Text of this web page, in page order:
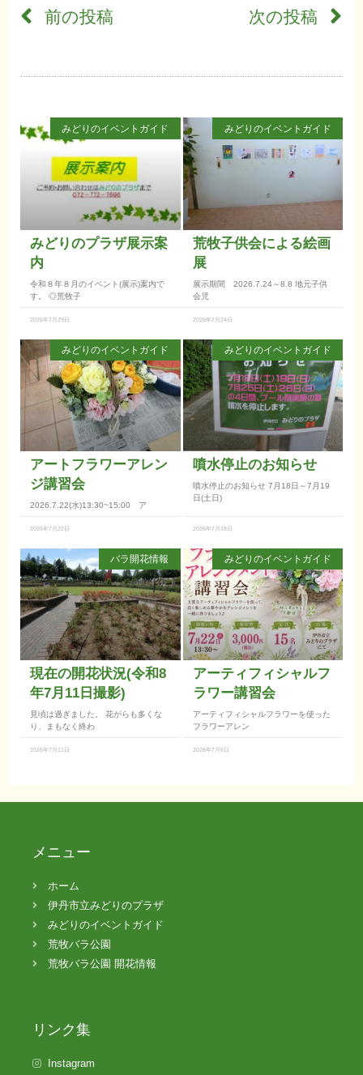
前の投稿 次の投稿
みどりのイベントガイド
みどりのプラザ展示案
内
令和８年８月のイベント(展示)案内で
す。 ◎荒牧子
2026年7月29日
みどりのイベントガイド
荒牧子供会による絵画
展
展示期間 2026.7.24～8.8 地元子供
会児
2026年7月24日
みどりのイベントガイド
アートフラワーアレン
ジ講習会
2026.7.22(水)13:30~15:00 ア
2026年7月22日
みどりのイベントガイド
噴水停止のお知らせ
噴水停止のお知らせ 7月18日～7月19
日(土日)
2026年7月18日
バラ開花情報
現在の開花状況(令和8
年7月11日撮影)
見頃は過ぎました。 花がらも多くな
り、まもなく終わ
2026年7月11日
みどりのイベントガイド
アーティフィシャルフ
ラワー講習会
アーティフィシャルフラワーを使った
フラワーアレン
2026年7月6日
メニュー
ホーム
伊丹市立みどりのプラザ
みどりのイベントガイド
荒牧バラ公園
荒牧バラ公園 開花情報
リンク集
Instagram